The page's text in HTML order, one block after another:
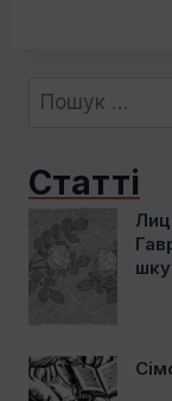
Пошук:
Статті